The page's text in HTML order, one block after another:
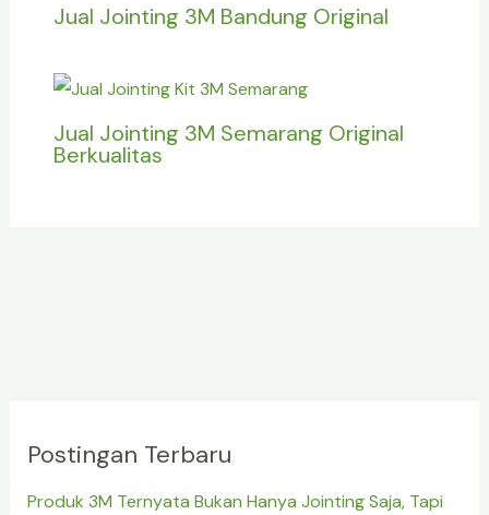
Jual Jointing 3M Bandung Original
Jual Jointing 3M Semarang Original
Berkualitas
Postingan Terbaru
Produk 3M Ternyata Bukan Hanya Jointing Saja, Tapi